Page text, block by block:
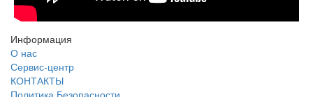
Информация
О нас
Сервис-центр
КОНТАКТЫ
Политика Безопасности